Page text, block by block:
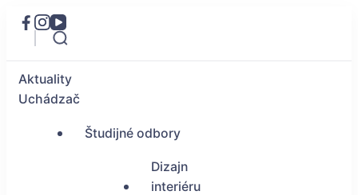
Aktuality
Uchádzač
Študijné odbory
Dizajn
interiéru